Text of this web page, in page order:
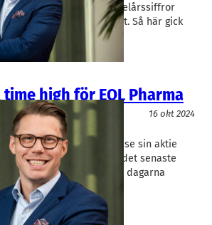
Nysläppta delårssiffror
på fortsatt lönsam tillväxt. Så här gick
high för EQL Pharma
16 okt 2024
Pharma
Axel Schörling
Pharma i Lund har kunnat se sin aktie
med nästan 140 procent det senaste
och aktien har de senaste dagarna
nya…